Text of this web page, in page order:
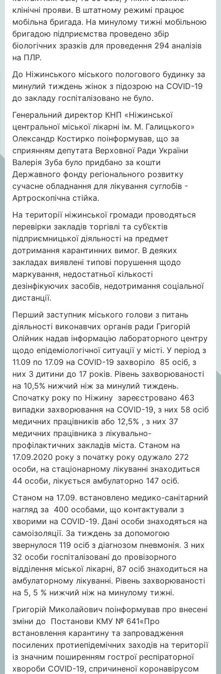
клінічні прояви. В штатному режимі працює
мобільна бригада. На минулому тижні мобільною
бригадою підприємства проведено збір
біологічних зразків для проведення 294 аналізів
на ПЛР.
До Ніжинського міського пологового будинку за
минулий тиждень жінок з підозрою на COVID-19
до закладу госпіталізовано не було.
Генеральний директор КНП «Ніжинської
центральної міської лікарні ім. М. Галицького»
Олександр Костирко поінформував, що за
сприянням депутата Верховної Ради України
Валерія Зуба було придбано за кошти
Державного фонду регіонального розвитку
сучасне обладнання для лікування суглобів -
Артроскопічна стійка.
На території ніжинської громади проводяться
перевірки закладів торгівлі та суб’єктів
підприємницької діяльності на предмет
дотримання карантинних вимог. В деяких
закладах виявлені типові порушення щодо
маркування, недостатньої кількості
дезінфікуючих засобів, недотримання соціальної
дистанції.
Перший заступник міського голови з питань
діяльності виконавчих органів ради Григорій
Олійник надав інформацію лабораторного центру
щодо епідеміологічної ситуації у місті. У період з
11.09 по 17.09 на COVID-19 захворіло 85 осіб, з
них 3 дитини до 17 років. Рівень захворюваності
на 10,5% нижчий ніж за минулий тиждень.
Спочатку року по Ніжину зареєстровано 463
випадки захворювання на COVID-19, з них 58 осіб
медичних працівників або 12,5% , з них 37
медичних працівника з лікувально-
профілактичних закладів міста. Станом на
17.09.2020 року з початку року одужало 272
особи, на стаціонарному лікуванні знаходиться
44 особи, лікується амбулаторно 147 осіб.
Станом на 17.09. встановлено медико-санітарний
нагляд за 400 особами, що контактували з
хворими на COVID-19. Дані особи знаходяться на
самоізоляції. За тиждень за допомогою
звернулося 119 осіб з діагнозом пневмонія. З них
32 особи госпіталізовані до провізорного
відділення міської лікарні, 87 осіб знаходиться на
амбулаторному лікуванні. Рівень захворюваності
на 5, 5 % нижчий ніж на минулому тижні.
Григорій Миколайович поінформував про внесені
зміни до Постанови КМУ № 641«Про
встановлення карантину та запровадження
посилених протиепідемічних заходів на території
із значним поширенням гострої респіраторної
хвороби COVID-19, спричиненої коронавірусом